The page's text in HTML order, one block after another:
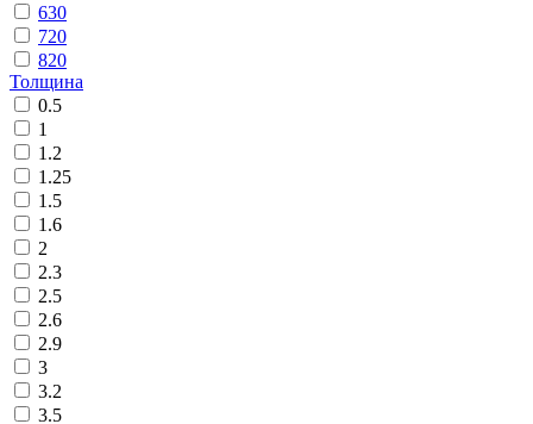
630
720
820
Толщина
0.5
1
1.2
1.25
1.5
1.6
2
2.3
2.5
2.6
2.9
3
3.2
3.5